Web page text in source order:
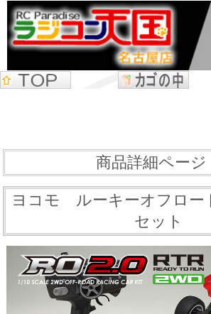
商品詳細ページ
ヨコモ ルーキーオフロー
セット